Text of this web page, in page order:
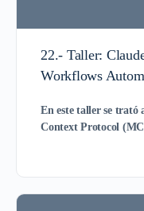
22.- Taller:
Workflows
En este taller se
Context Protocol